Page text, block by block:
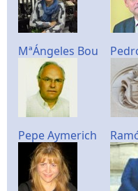
MªÁngeles Bou
Pepe Aymerich